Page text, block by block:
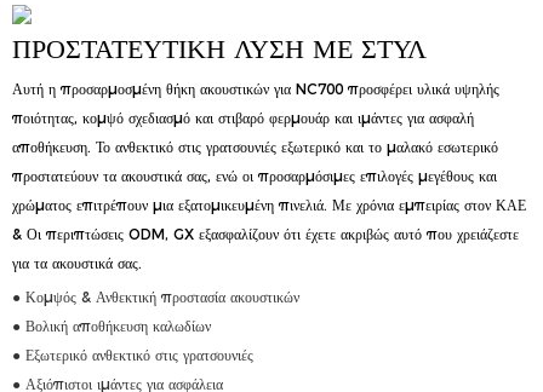
ΠΡΟΣΤΑΤΕΥΤΙΚΉ ΛΎΣΗ ΜΕ ΣΤΥΛ
Αυτή η προσαρμοσμένη θήκη ακουστικών για NC700 προσφέρει υλικά υψηλής
ποιότητας, κομψό σχεδιασμό και στιβαρό φερμουάρ και ιμάντες για ασφαλή
αποθήκευση. Το ανθεκτικό στις γρατσουνιές εξωτερικό και το μαλακό εσωτερικό
προστατεύουν τα ακουστικά σας, ενώ οι προσαρμόσιμες επιλογές μεγέθους και
χρώματος επιτρέπουν μια εξατομικευμένη πινελιά. Με χρόνια εμπειρίας στον ΚΑΕ
& Οι περιπτώσεις ODM, GX εξασφαλίζουν ότι έχετε ακριβώς αυτό που χρειάζεστε
για τα ακουστικά σας.
● Κομψός & Ανθεκτική προστασία ακουστικών
● Βολική αποθήκευση καλωδίων
● Εξωτερικό ανθεκτικό στις γρατσουνιές
● Αξιόπιστοι ιμάντες για ασφάλεια